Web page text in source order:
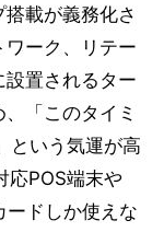
載が義務化さ
ーク、リテー
置されるター
「このタイミ
という気運が高
応POS端末や
ードしか使えな